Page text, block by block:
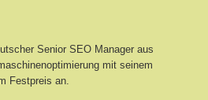
Senior SEO Manager aus
mit seinem
Festpreis an.